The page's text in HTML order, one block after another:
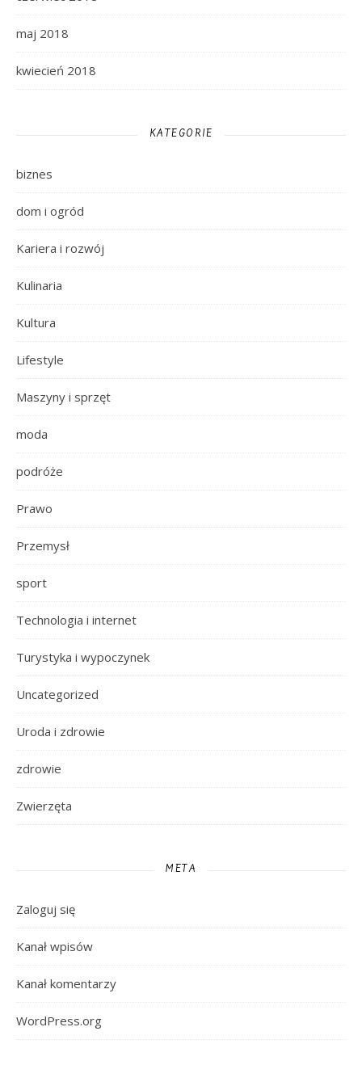
maj 2018
kwiecień 2018
KATEGORIE
biznes
dom i ogród
Kariera i rozwój
Kulinaria
Kultura
Lifestyle
Maszyny i sprzęt
moda
podróże
Prawo
Przemysł
sport
Technologia i internet
Turystyka i wypoczynek
Uncategorized
Uroda i zdrowie
zdrowie
Zwierzęta
META
Zaloguj się
Kanał wpisów
Kanał komentarzy
WordPress.org